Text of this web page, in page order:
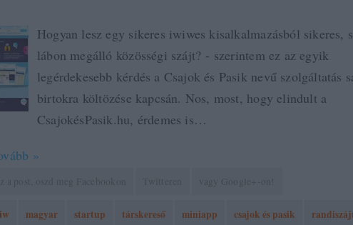
Hogyan lesz egy sikeres iwiwes kisalkalmazásból sikeres,
lábon megálló közösségi szájt? - szerintem ez az egyik
legérdekesebb kérdés a Csajok és Pasik nevű szolgáltatás
birtokra költözése kapcsán. Nos, most, hogy elindult a
CsajokésPasik.hu, érdemes is…
»
magyar startup társkereső miniapp csajok és pasik